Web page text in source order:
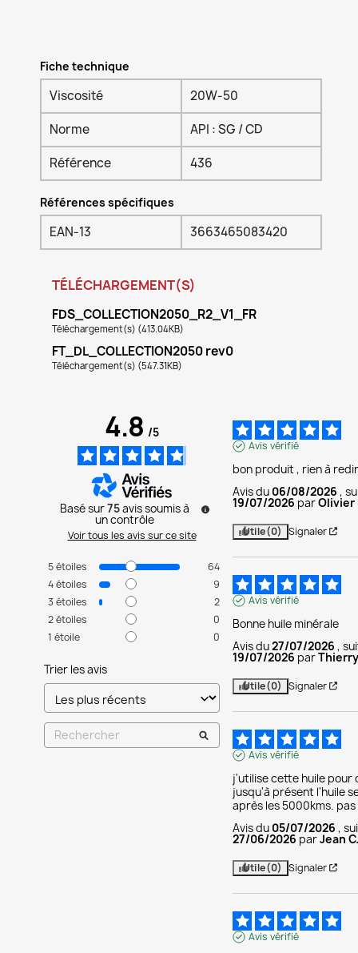
Fiche technique
Viscosité
20W-50
Norme
API : SG / CD
Référence
436
Références spécifiques
EAN-13 3663465083420
TÉLÉCHARGEMENT(S)
FDS_COLLECTION2050_R2_V1_FR
Téléchargement(s) (413.04KB)
FT_DL_COLLECTION2050 rev0
Téléchargement(s) (547.31KB)
4.8/5
Basé sur75avis soumis à
un contrôle
Voir tous les avis sur ce site
5étoiles
64
4étoiles
9
3 étoiles
2
2étoiles
0
1 étoile 0
Trier les avis
Avis vérifié
bon produit , rien à
Avis du 06/08/2026 ,
19/07/2026 parOlivier
Utile(0) Signaler
Avis vérifié
Bonne huile minérale
Avis du27/07/2026 ,
19/07/2026 par
Utile(0) Signaler
Avis vérifié
j'utilise cette huile pour
jusqu'à présent l'huile
après les 5000kms.
Avis du 05/07/2026 ,
27/06/2026 parJean
Utile(0) Signaler
Avis vérifié